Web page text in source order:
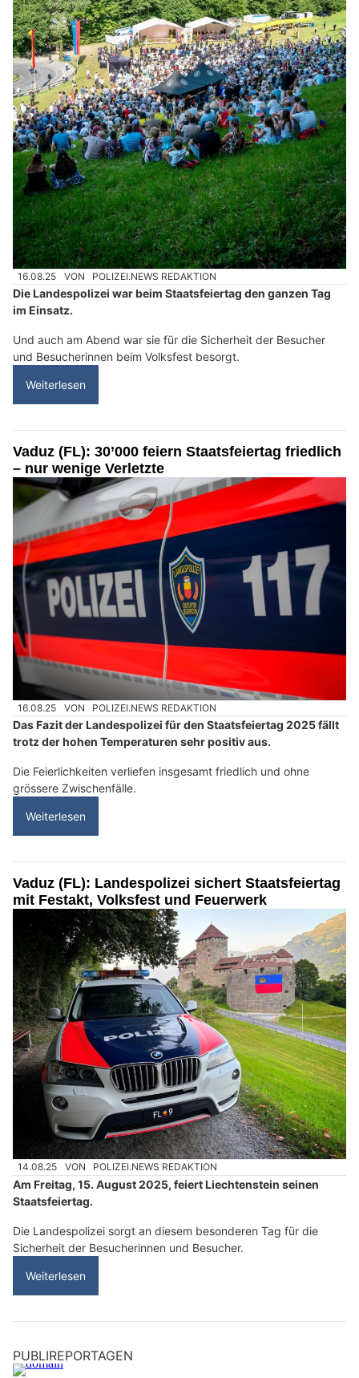
16.08.25 VON POLIZEI.NEWS REDAKTION
Die Landespolizei war beim Staatsfeiertag den ganzen Tag
im Einsatz.
Und auch am Abend war sie für die Sicherheit der Besucher
und Besucherinnen beim Volksfest besorgt.
Weiterlesen
Vaduz (FL): 30’000 feiern Staatsfeiertag friedlich
– nur wenige Verletzte
16.08.25 VON POLIZEI.NEWS REDAKTION
Das Fazit der Landespolizei für den Staatsfeiertag 2025 fällt
trotz der hohen Temperaturen sehr positiv aus.
Die Feierlichkeiten verliefen insgesamt friedlich und ohne
grössere Zwischenfälle.
Weiterlesen
Vaduz (FL): Landespolizei sichert Staatsfeiertag
mit Festakt, Volksfest und Feuerwerk
14.08.25 VON POLIZEI.NEWS REDAKTION
Am Freitag, 15. August 2025, feiert Liechtenstein seinen
Staatsfeiertag.
Die Landespolizei sorgt an diesem besonderen Tag für die
Sicherheit der Besucherinnen und Besucher.
Weiterlesen
PUBLIREPORTAGEN